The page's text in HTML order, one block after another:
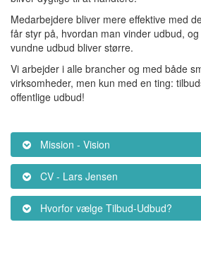
Medarbejdere bliver mere effektive med
får styr på, hvordan man vinder udbud,
vundne udbud bliver større.
Vi arbejder i alle brancher og med både
virksomheder, men kun med en ting:
offentlige udbud!
Mission - Vision
CV - Lars Jensen
Hvorfor vælge Tilbud-Udbud?